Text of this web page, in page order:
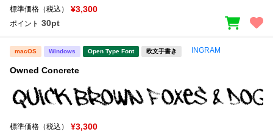
標準価格（税込） ¥3,300
ポイント 30pt
macOS Windows Open Type Font 欧文手書き INGRAM
Owned Concrete
標準価格（税込） ¥3,300